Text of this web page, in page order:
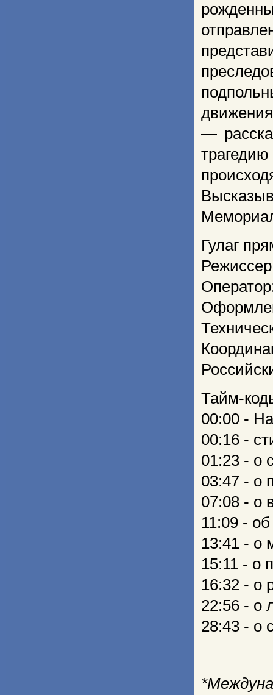
—
Гулаг
Тайм-
00:00 -
00:16 -
01:23 - о
03:47 - о
07:08 - о
11:09 -
13:41 - о
15:11 - о
16:32 - о
22:56 - о
28:43 - о